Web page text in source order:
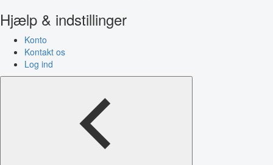
Hjælp & indstillinger
Konto
Kontakt os
Log ind